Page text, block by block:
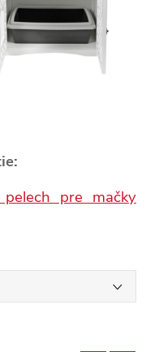
pre mačky